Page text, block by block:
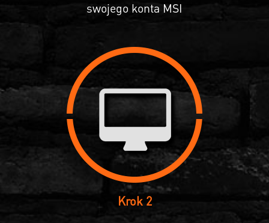
swojego konta MSI
Krok 2